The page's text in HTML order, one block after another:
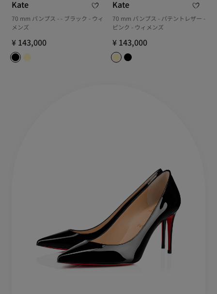
Kate
70 mm パンプス - - ブラック - ウィ
メンズ
¥ 143,000
Kate
70 mm パンプス - パテントレザー -
ピンク - ウィメンズ
¥ 143,000